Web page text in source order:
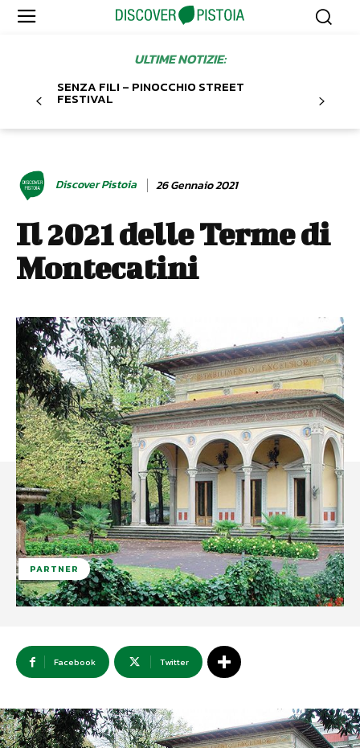
ULTIME NOTIZIE:
SENZA FILI – PINOCCHIO STREET
FESTIVAL
Discover Pistoia 26 Gennaio 2021
Il 2021 delle Terme di
Montecatini
PARTNER
Facebook Twitter